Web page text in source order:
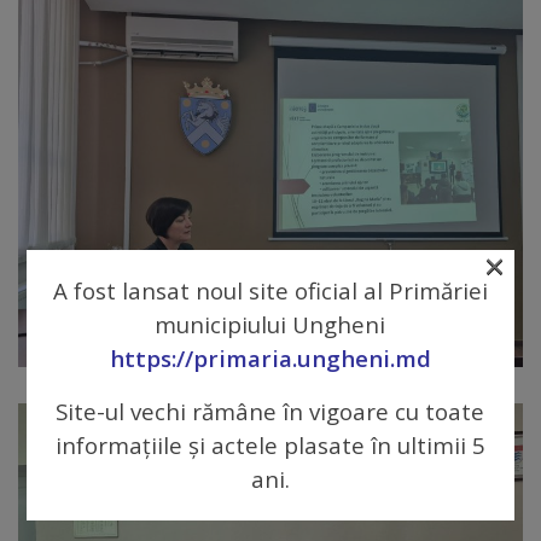
Dispoziții
Regulamente
Consultări
publice
Achiziții
publice
Rezultate/Atribuiri
A fost lansat noul site oficial al Primăriei
municipiului Ungheni
https://primaria.ungheni.md
Site-ul vechi rămâne în vigoare cu toate
informațiile și actele plasate în ultimii 5
ani.
×